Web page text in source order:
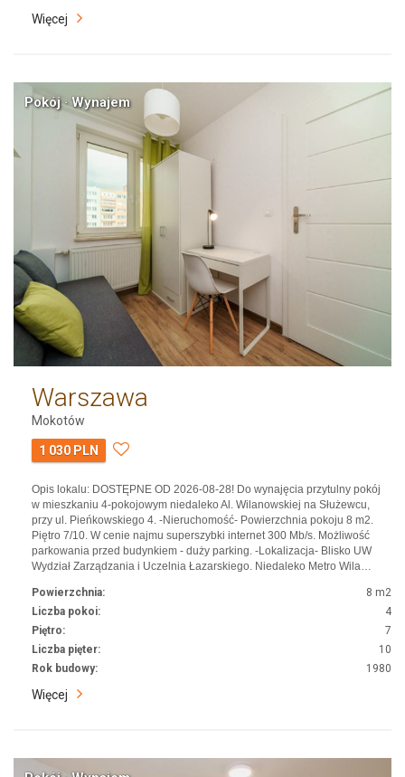
Więcej
Pokój · Wynajem
Warszawa
Mokotów
1 030 PLN
Opis lokalu: DOSTĘPNE OD 2026-08-28! Do wynajęcia przytulny pokój
w mieszkaniu 4-pokojowym niedaleko Al. Wilanowskiej na Służewcu,
przy ul. Pieńkowskiego 4. -Nieruchomość- Powierzchnia pokoju 8 m2.
Piętro 7/10. W cenie najmu superszybki internet 300 Mb/s. Możliwość
parkowania przed budynkiem - duży parking. -Lokalizacja- Blisko UW
Wydział Zarządzania i Uczelnia Łazarskiego. Niedaleko Metro Wila…
Powierzchnia:
8 m2
Liczba pokoi:
4
Piętro:
7
Liczba pięter:
10
Rok budowy:
1980
Więcej